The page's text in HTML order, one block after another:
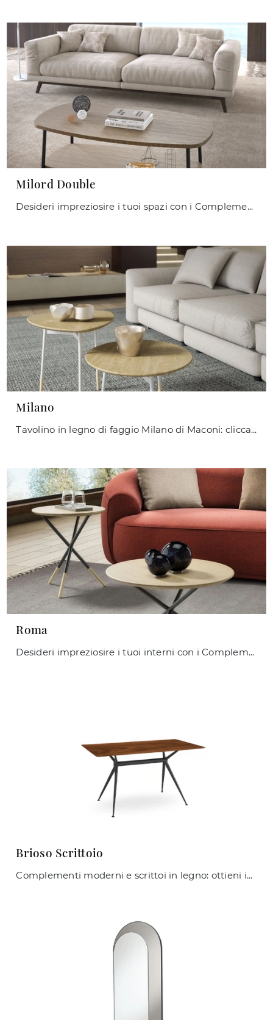
Milord Double
Desideri impreziosire i tuoi spazi con i Complementi Maconi? Eccoti vari modelli di tavolini in melaminico come Milord Double.
Milano
Tavolino in legno di faggio Milano di Maconi: clicca e ottieni informazioni sui Complementi e tavolini moderni in legno del rinomato marchio!
Roma
Desideri impreziosire i tuoi interni con i Complementi Maconi? Ecco qui differenti modelli di tavolini in legno come Roma.
Brioso Scrittoio
Complementi moderni e scrittoi in legno: ottieni informazioni sul modello Brioso Scrittoio di Midj e potrai valorizzare i tuoi interni.